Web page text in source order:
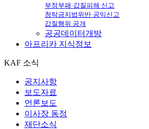
부정부패·갑질피해 신고
청탁금지법위반·공익신고
갑질행위 공개
공공데이터개방
아프리카 지식정보
KAF 소식
공지사항
보도자료
언론보도
이사장 동정
재단소식